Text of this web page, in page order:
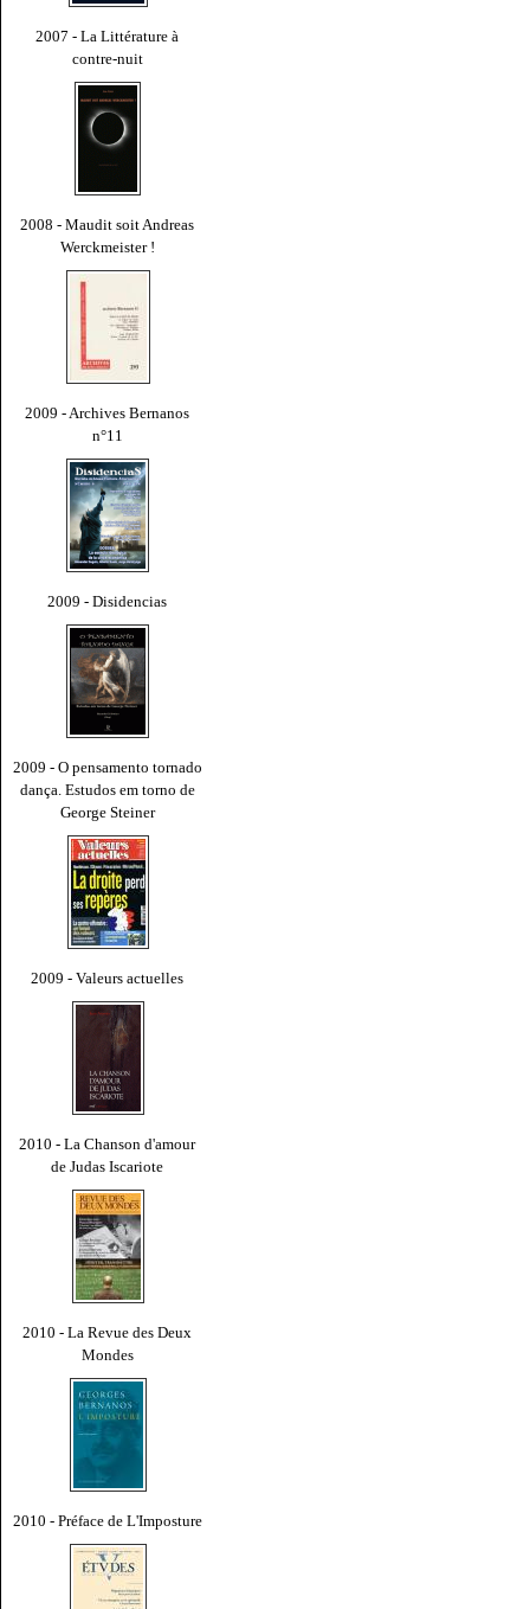
2007 - La Littérature à
contre-nuit
2008 - Maudit soit Andreas
Werckmeister !
2009 - Archives Bernanos
n°11
2009 - Disidencias
2009 - O pensamento tornado
dança. Estudos em torno de
George Steiner
2009 - Valeurs actuelles
2010 - La Chanson d'amour
de Judas Iscariote
2010 - La Revue des Deux
Mondes
2010 - Préface de L'Imposture